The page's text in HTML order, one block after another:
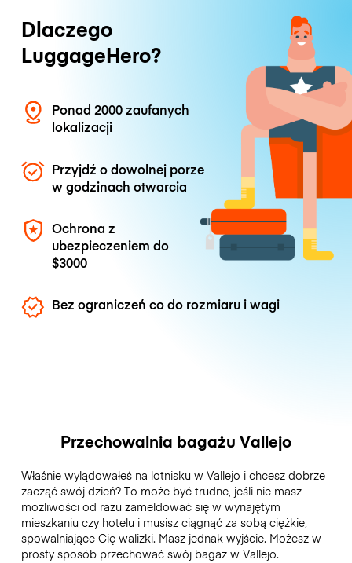
Dlaczego
LuggageHero?
Ponad 2000 zaufanych
lokalizacji
Przyjdź o dowolnej porze
w godzinach otwarcia
Ochrona z
ubezpieczeniem do
$3000
Bez ograniczeń co do rozmiaru i wagi
Przechowalnia bagażu Vallejo
Właśnie wylądowałeś na lotnisku w Vallejo i chcesz dobrze
zacząć swój dzień? To może być trudne, jeśli nie masz
możliwości od razu zameldować się w wynajętym
mieszkaniu czy hotelu i musisz ciągnąć za sobą ciężkie,
spowalniające Cię walizki. Masz jednak wyjście. Możesz w
prosty sposób przechować swój bagaż w Vallejo.